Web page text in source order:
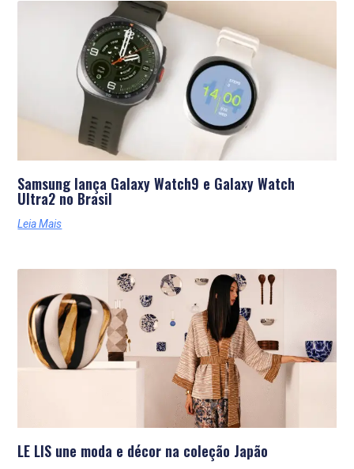
Samsung lança Galaxy Watch9 e Galaxy Watch
Ultra2 no Brasil
Leia Mais
LE LIS une moda e décor na coleção Japão